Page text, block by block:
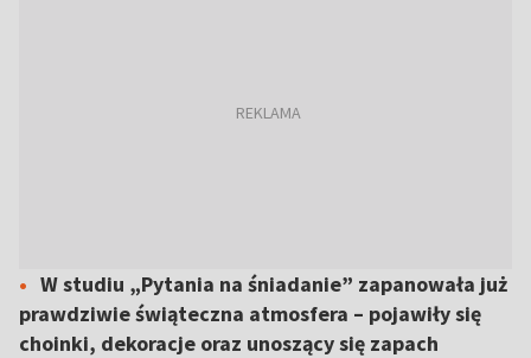
W studiu „Pytania na śniadanie” zapanowała już
prawdziwie świąteczna atmosfera – pojawiły się
choinki, dekoracje oraz unoszący się zapach